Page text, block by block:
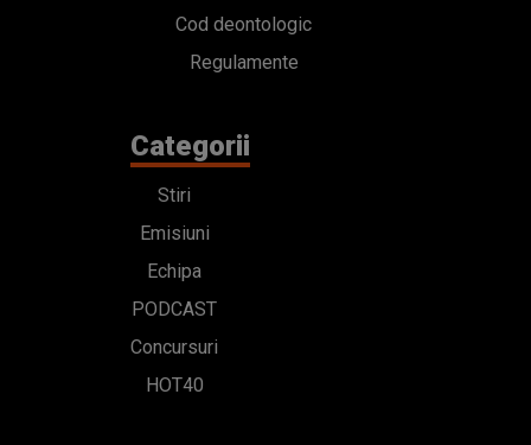
Cod deontologic
Regulamente
Categorii
Stiri
Emisiuni
Echipa
PODCAST
Concursuri
HOT40